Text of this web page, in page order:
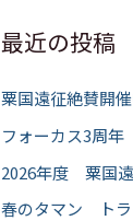
:最近の投稿
粟国遠征絶賛開
フォーカス3周年
2026年度 粟国遠
春のタマン トラ